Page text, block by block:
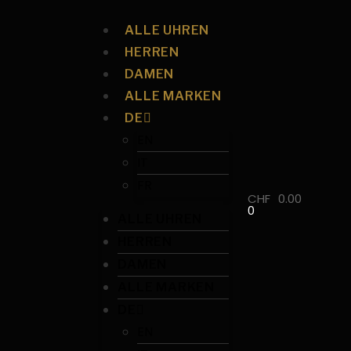
ALLE UHREN
HERREN
DAMEN
ALLE MARKEN
DE
CHF 0.00
0